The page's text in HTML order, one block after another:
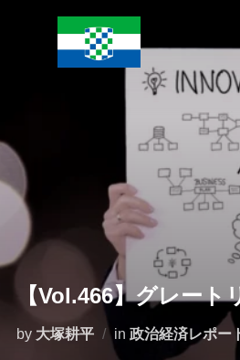
へ
キ
【Vol.466】グレート
by 大塚耕平 in 政治経済レポー